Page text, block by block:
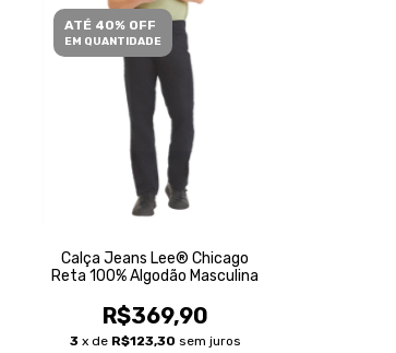
ATÉ 40% OFF
EM QUANTIDADE
Calça Jeans Lee® Chicago
Reta 100% Algodão Masculina
R$369,90
3 x de R$123,30 sem juros